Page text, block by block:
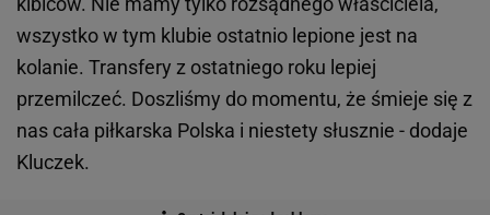
wszystko w tym klubie ostatnio lepione jest na
kolanie. Transfery z ostatniego roku lepiej
przemilczeć. Doszliśmy do momentu, że śmieje się z
nas cała piłkarska Polska i niestety słusznie - dodaje
Kluczek.